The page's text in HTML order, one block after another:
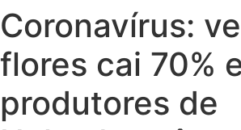
Coronavírus:
flores cai 70%
produtores de